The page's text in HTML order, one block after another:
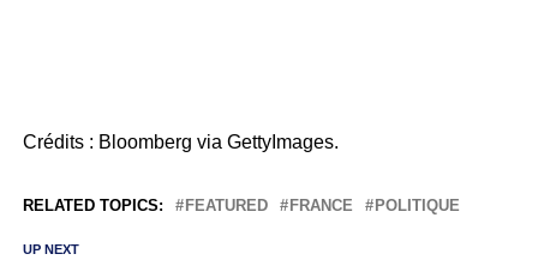
Crédits : Bloomberg via GettyImages.
RELATED TOPICS: FEATURED FRANCE POLITIQUE
UP NEXT